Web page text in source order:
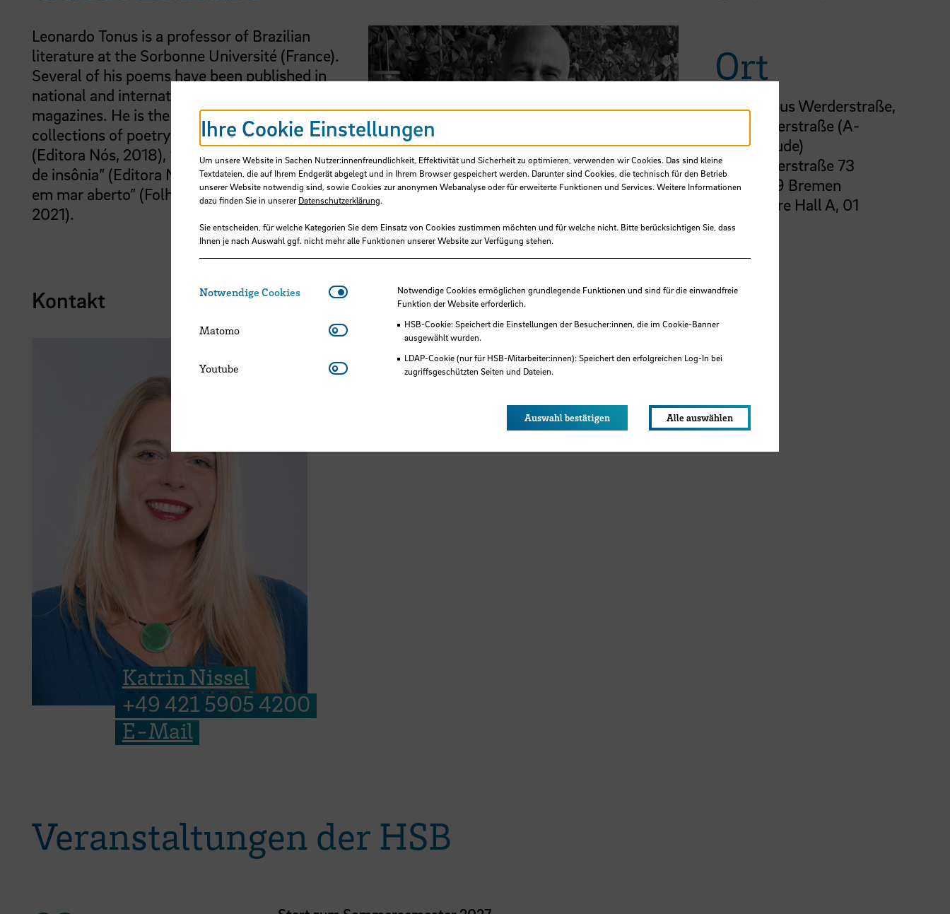
Leonardo Tonus is a professor of Brazilian
literature at the Sorbonne Université (France).
Several of his poems have been published in
national and international anthologies and
magazines. He is the author of three
collections of poetry: “Agora Vai Ser Assim”
(Editora Nós, 2018), “Inquietações em tempos
de insônia” (Editora Nós, 2019) and “Diários
em mar aberto” (Folha de Relvas Edições,
2021).
Kontakt
Katrin Nissel
+49 421 5905 4200
E-Mail
Ort
Campus Werderstraße,
Werderstraße (A-
Gebäude)
Werderstraße 73
28199 Bremen
Lecture Hall A, 01
Veranstaltungen der HSB
Ihre Cookie Einstellungen
Um unsere Website in Sachen Nutzer:innenfreundlichkeit, Effektivität und Sicherheit zu optimieren, verwenden wir Cookies. Das sind kleine
Textdateien, die auf Ihrem Endgerät abgelegt und in Ihrem Browser gespeichert werden. Darunter sind Cookies, die technisch für den Betrieb
unserer Website notwendig sind, sowie Cookies zur anonymen Webanalyse oder für erweiterte Funktionen und Services. Weitere Informationen
dazu finden Sie in unsererDatenschutzerklärung.
Sie entscheiden, für welche Kategorien Sie dem Einsatz von Cookies zustimmen möchten und für welche nicht. Bitte berücksichtigen Sie, dass
Ihnen je nach Auswahl ggf. nicht mehr alle Funktionen unserer Website zur Verfügung stehen.
Notwendige Cookies Notwendige CookiesNotwendige Cookies ermöglichen grundlegende Funktionen und sind für die einwandfreie
Funktion der Website erforderlich.
HSB-Cookie: Speichert die Einstellungen der Besucher:innen, die im Cookie-Banner
ausgewählt wurden.
LDAP-Cookie (nur für HSB-Mitarbeiter:innen): Speichert den erfolgreichen Log-In bei
zugriffsgeschützten Seiten und Dateien.
Matomo Matomo
Youtube Youtube
Auswahl bestätigen Alle auswählen